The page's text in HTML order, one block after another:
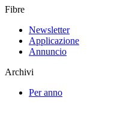
Fibre
Newsletter
Applicazione
Annuncio
Archivi
Per anno